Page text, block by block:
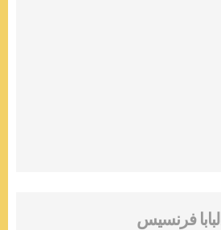
البابا فرنسيس